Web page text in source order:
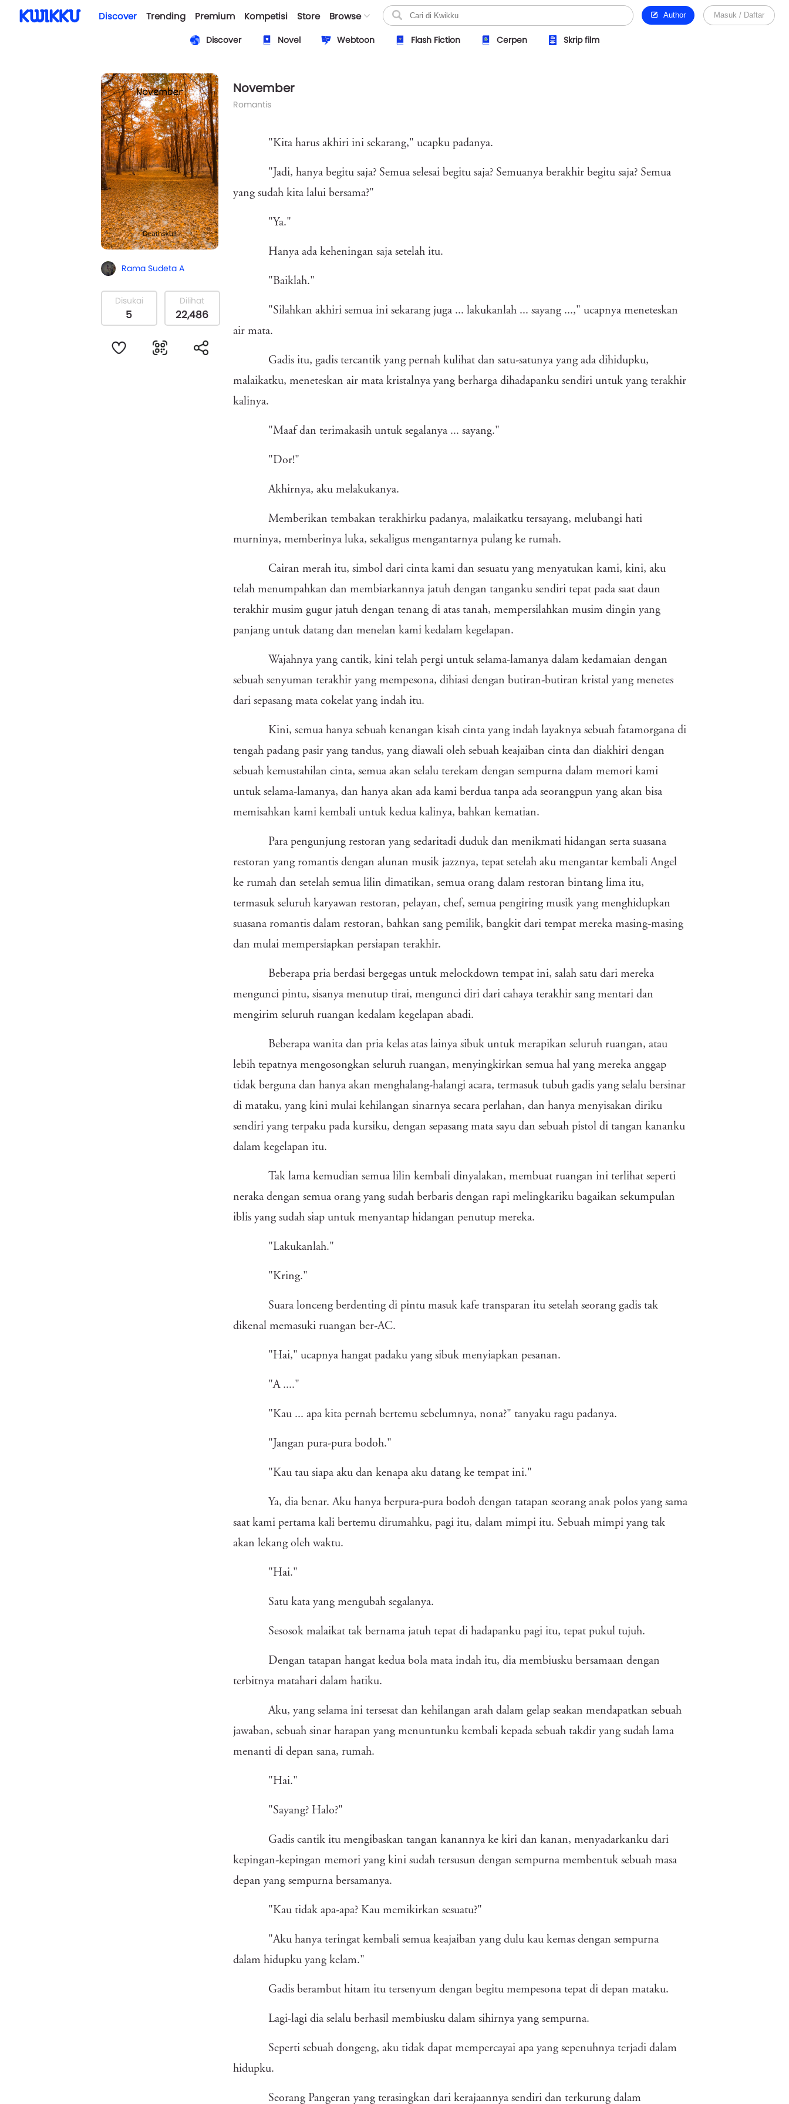
Discover Trending Premium Kompetisi Store Browse Author Masuk / Daftar
Discover Novel Webtoon Flash Fiction Cerpen Skrip film
Rama Sudeta A
Disukai
5
Dilihat
22,486
November
Romantis
"Kita harus akhiri ini sekarang," ucapku padanya.
"Jadi, hanya begitu saja? Semua selesai begitu saja? Semuanya berakhir begitu saja? Semua
yang sudah kita lalui bersama?"
"Ya."
Hanya ada keheningan saja setelah itu.
"Baiklah."
"Silahkan akhiri semua ini sekarang juga ... lakukanlah ... sayang ...," ucapnya meneteskan
air mata.
Gadis itu, gadis tercantik yang pernah kulihat dan satu-satunya yang ada dihidupku,
malaikatku, meneteskan air mata kristalnya yang berharga dihadapanku sendiri untuk yang terakhir
kalinya.
"Maaf dan terimakasih untuk segalanya ... sayang."
"Dor!"
Akhirnya, aku melakukanya.
Memberikan tembakan terakhirku padanya, malaikatku tersayang, melubangi hati
murninya, memberinya luka, sekaligus mengantarnya pulang ke rumah.
Cairan merah itu, simbol dari cinta kami dan sesuatu yang menyatukan kami, kini, aku
telah menumpahkan dan membiarkannya jatuh dengan tanganku sendiri tepat pada saat daun
terakhir musim gugur jatuh dengan tenang di atas tanah, mempersilahkan musim dingin yang
panjang untuk datang dan menelan kami kedalam kegelapan.
Wajahnya yang cantik, kini telah pergi untuk selama-lamanya dalam kedamaian dengan
sebuah senyuman terakhir yang mempesona, dihiasi dengan butiran-butiran kristal yang menetes
dari sepasang mata cokelat yang indah itu.
Kini, semua hanya sebuah kenangan kisah cinta yang indah layaknya sebuah fatamorgana di
tengah padang pasir yang tandus, yang diawali oleh sebuah keajaiban cinta dan diakhiri dengan
sebuah kemustahilan cinta, semua akan selalu terekam dengan sempurna dalam memori kami
untuk selama-lamanya, dan hanya akan ada kami berdua tanpa ada seorangpun yang akan bisa
memisahkan kami kembali untuk kedua kalinya, bahkan kematian.
Para pengunjung restoran yang sedaritadi duduk dan menikmati hidangan serta suasana
restoran yang romantis dengan alunan musik jazznya, tepat setelah aku mengantar kembali Angel
ke rumah dan setelah semua lilin dimatikan, semua orang dalam restoran bintang lima itu,
termasuk seluruh karyawan restoran, pelayan, chef, semua pengiring musik yang menghidupkan
suasana romantis dalam restoran, bahkan sang pemilik, bangkit dari tempat mereka masing-masing
dan mulai mempersiapkan persiapan terakhir.
Beberapa pria berdasi bergegas untuk melockdown tempat ini, salah satu dari mereka
mengunci pintu, sisanya menutup tirai, mengunci diri dari cahaya terakhir sang mentari dan
mengirim seluruh ruangan kedalam kegelapan abadi.
Beberapa wanita dan pria kelas atas lainya sibuk untuk merapikan seluruh ruangan, atau
lebih tepatnya mengosongkan seluruh ruangan, menyingkirkan semua hal yang mereka anggap
tidak berguna dan hanya akan menghalang-halangi acara, termasuk tubuh gadis yang selalu bersinar
di mataku, yang kini mulai kehilangan sinarnya secara perlahan, dan hanya menyisakan diriku
sendiri yang terpaku pada kursiku, dengan sepasang mata sayu dan sebuah pistol di tangan kananku
dalam kegelapan itu.
Tak lama kemudian semua lilin kembali dinyalakan, membuat ruangan ini terlihat seperti
neraka dengan semua orang yang sudah berbaris dengan rapi melingkariku bagaikan sekumpulan
iblis yang sudah siap untuk menyantap hidangan penutup mereka.
"Lakukanlah."
"Kring."
Suara lonceng berdenting di pintu masuk kafe transparan itu setelah seorang gadis tak
dikenal memasuki ruangan ber-AC.
"Hai," ucapnya hangat padaku yang sibuk menyiapkan pesanan.
"A ...."
"Kau ... apa kita pernah bertemu sebelumnya, nona?" tanyaku ragu padanya.
"Jangan pura-pura bodoh."
"Kau tau siapa aku dan kenapa aku datang ke tempat ini."
Ya, dia benar. Aku hanya berpura-pura bodoh dengan tatapan seorang anak polos yang sama
saat kami pertama kali bertemu dirumahku, pagi itu, dalam mimpi itu. Sebuah mimpi yang tak
akan lekang oleh waktu.
"Hai."
Satu kata yang mengubah segalanya.
Sesosok malaikat tak bernama jatuh tepat di hadapanku pagi itu, tepat pukul tujuh.
Dengan tatapan hangat kedua bola mata indah itu, dia membiusku bersamaan dengan
terbitnya matahari dalam hatiku.
Aku, yang selama ini tersesat dan kehilangan arah dalam gelap seakan mendapatkan sebuah
jawaban, sebuah sinar harapan yang menuntunku kembali kepada sebuah takdir yang sudah lama
menanti di depan sana, rumah.
"Hai."
"Sayang? Halo?"
Gadis cantik itu mengibaskan tangan kanannya ke kiri dan kanan, menyadarkanku dari
kepingan-kepingan memori yang kini sudah tersusun dengan sempurna membentuk sebuah masa
depan yang sempurna bersamanya.
"Kau tidak apa-apa? Kau memikirkan sesuatu?"
"Aku hanya teringat kembali semua keajaiban yang dulu kau kemas dengan sempurna
dalam hidupku yang kelam."
Gadis berambut hitam itu tersenyum dengan begitu mempesona tepat di depan mataku.
Lagi-lagi dia selalu berhasil membiusku dalam sihirnya yang sempurna.
Seperti sebuah dongeng, aku tidak dapat mempercayai apa yang sepenuhnya terjadi dalam
hidupku.
Seorang Pangeran yang terasingkan dari kerajaannya sendiri dan terkurung dalam